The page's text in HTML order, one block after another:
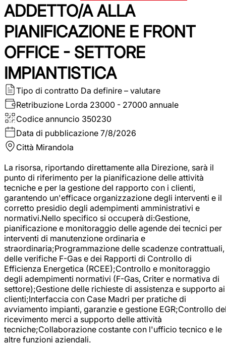
ADDETTO/A ALLA
PIANIFICAZIONE E FRONT
OFFICE - SETTORE
IMPIANTISTICA
Tipo di contratto Da definire – valutare
Retribuzione Lorda 23000 - 27000 annuale
Codice annuncio 350230
Data di pubblicazione 7/8/2026
Città Mirandola
La risorsa, riportando direttamente alla Direzione, sarà il
punto di riferimento per la pianificazione delle attività
tecniche e per la gestione del rapporto con i clienti,
garantendo un'efficace organizzazione degli interventi e il
corretto presidio degli adempimenti amministrativi e
normativi.Nello specifico si occuperà di:Gestione,
pianificazione e monitoraggio delle agende dei tecnici per
interventi di manutenzione ordinaria e
straordinaria;Programmazione delle scadenze contrattuali,
delle verifiche F-Gas e dei Rapporti di Controllo di
Efficienza Energetica (RCEE);Controllo e monitoraggio
degli adempimenti normativi (F-Gas, Criter e normativa di
settore);Gestione delle richieste di assistenza e supporto ai
clienti;Interfaccia con Case Madri per pratiche di
avviamento impianti, garanzie e gestione EGR;Controllo
ricevimento merci a supporto delle attività
tecniche;Collaborazione costante con l'ufficio tecnico e le
altre funzioni aziendali.